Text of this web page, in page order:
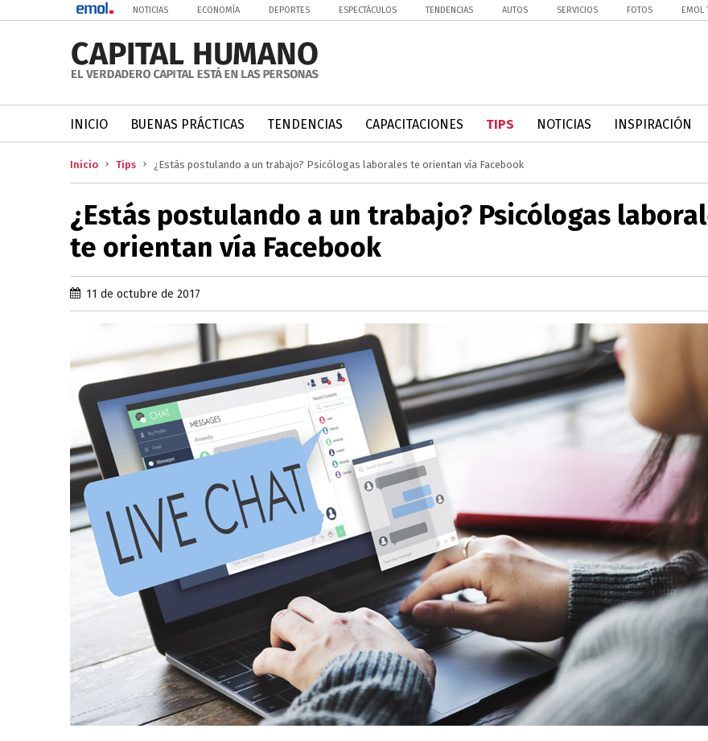
NOTICIAS ECONOMÍA DEPORTES ESPECTÁCULOS TENDENCIAS AUTOS SERVICIOS FOTOS EMOL
INICIO BUENAS PRÁCTICAS TENDENCIAS CAPACITACIONES TIPS NOTICIAS INSPIRACIÓN
Inicio Tips ¿Estás postulando a un trabajo? Psicólogas laborales te orientan vía Facebook
¿Estás postulando a un trabajo? Psicólogas
te orientan vía Facebook
11 de octubre de 2017